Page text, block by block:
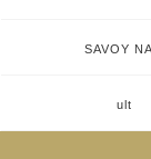
SAVOY
ult